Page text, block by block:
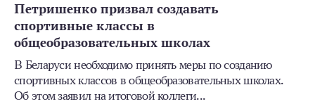
Петришенко призвал создавать
спортивные классы в
общеобразовательных школах
В Беларуси необходимо принять меры по созданию
спортивных классов в общеобразовательных школах.
Об этом заявил на итоговой коллеги...